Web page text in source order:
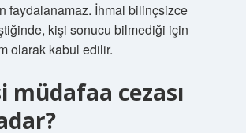
faydalanamaz. İhmal bilinçsizce
kişi sonucu bilmediği için
olarak kabul edilir.
müdafaa cezası